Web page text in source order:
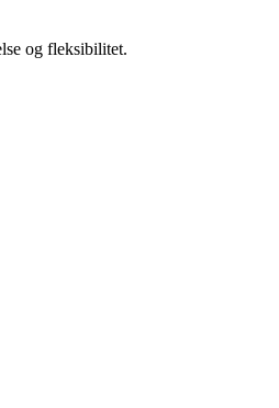
og fleksibilitet.